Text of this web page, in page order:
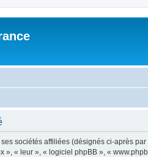
sociétés affiliées (désignés ci-après
« leur », « logiciel phpBB », «